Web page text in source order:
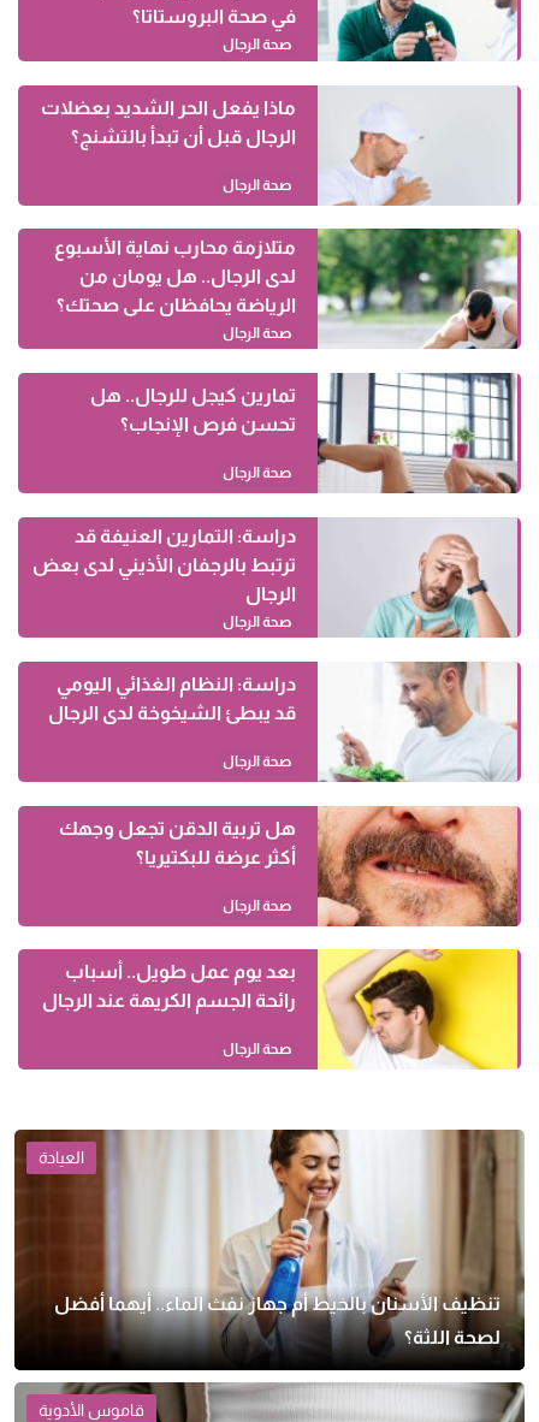
في صحة البروستاتا؟
صحة الرجال
ماذا يفعل الحر الشديد بعضلات
الرجال قبل أن تبدأ بالتشنج؟
صحة الرجال
متلازمة محارب نهاية الأسبوع
لدى الرجال.. هل يومان من
الرياضة يحافظان على صحتك؟
صحة الرجال
تمارين كيجل للرجال.. هل
تحسن فرص الإنجاب؟
صحة الرجال
دراسة: التمارين العنيفة قد
ترتبط بالرجفان الأذيني لدى بعض
الرجال
صحة الرجال
دراسة: النظام الغذائي اليومي
قد يبطئ الشيخوخة لدى الرجال
صحة الرجال
هل تربية الدقن تجعل وجهك
أكثر عرضة للبكتيريا؟
صحة الرجال
بعد يوم عمل طويل.. أسباب
رائحة الجسم الكريهة عند الرجال
صحة الرجال
العيادة
تنظيف الأسنان بالخيط أم جهاز نفث الماء.. أيهما أفضل
لصحة اللثة؟
قاموس الأدوية